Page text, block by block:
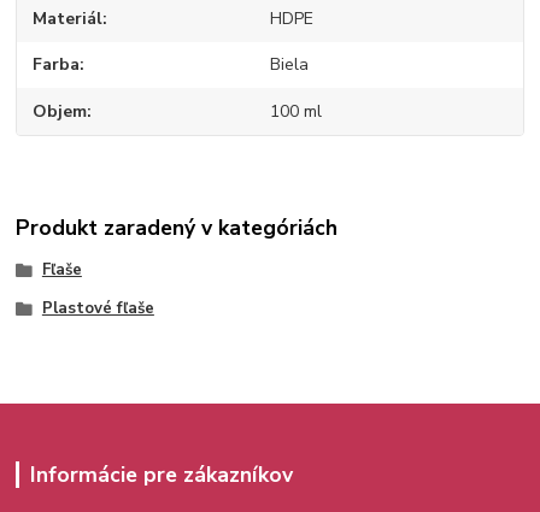
Materiál HDPE
Farba Biela
Objem 100 ml
Produkt zaradený v kategóriách
Fľaše
Plastové fľaše
Informácie pre zákazníkov